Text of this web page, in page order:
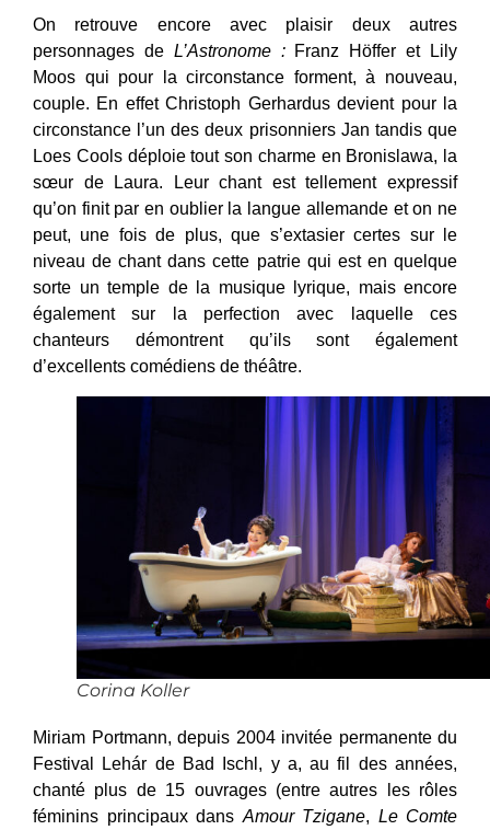
On retrouve encore avec plaisir deux autres
personnages de L’Astronome : Franz Höffer et Lily
Moos qui pour la circonstance forment, à nouveau,
couple. En effet Christoph Gerhardusdevient pour la
circonstance l’un des deux prisonniers Jan tandis que
Loes Coolsdéploie tout son charme en Bronislawa, la
sœur de Laura. Leur chant est tellement expressif
qu’on finit par en oublier la langue allemande et on ne
peut, une fois de plus, que s’extasier certes sur le
niveau de chant dans cette patrie qui est en quelque
sorte un temple de la musique lyrique, mais encore
également sur la perfection avec laquelle ces
chanteurs démontrent qu’ils sont également
d’excellents comédiens de théâtre.
Corina Koller
Miriam Portmann, depuis 2004 invitée permanente du
Festival Lehár de Bad Ischl, y a, au fil des années,
chanté plus de 15 ouvrages (entre autres les rôles
féminins principaux dans Amour Tzigane, Le Comte